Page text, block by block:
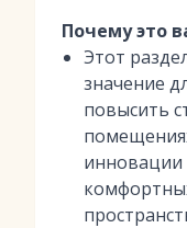
Почему это
Этот
значение
повысить
инновации